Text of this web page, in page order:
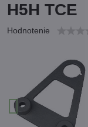
H5H TCE
Hodnotenie